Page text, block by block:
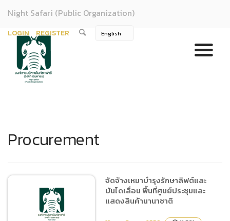
Night Safari (Public Organization)
LOGIN REGISTER
Procurement
จัดจ้างเหมาบำรุงรักษาลิฟต์และ
บันไดเลื่อน พื้นที่ศูนย์ประชุมและ
แสดงสินค้านานาชาติ